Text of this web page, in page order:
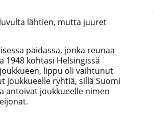
lähtien, mutta juuret
paidassa, jonka reunaa
1948 kohtasi Helsingissä
lippu oli vaihtunut
joukkueelle ryhtiä, sillä Suomi
antoivat joukkueelle nimen